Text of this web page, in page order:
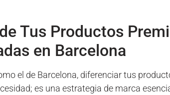
Tus Productos
en Barcelona
el de Barcelona, diferenciar tus
es una estrategia de marca